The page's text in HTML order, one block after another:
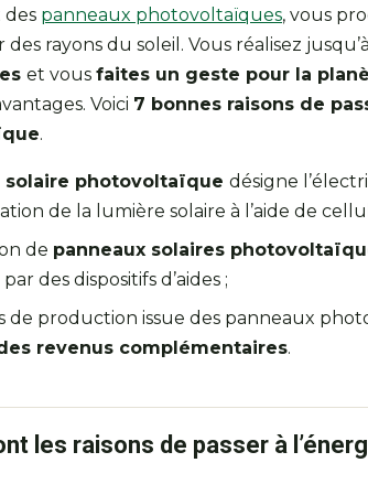
des panneaux photovoltaïques, vous
rayons du soleil. Vous réalisez
et vous faites un geste pour la
Voici 7 bonnes raisons de
.
solaire photovoltaïque désigne
de la lumière solaire à l’aide de
de panneaux solaires
des dispositifs d’aides ;
de production issue des panneaux
revenus complémentaires.
les raisons de passer à